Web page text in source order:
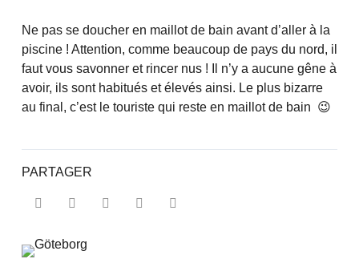
Ne pas se doucher en maillot de bain avant d’aller à la
piscine ! Attention, comme beaucoup de pays du nord, il
faut vous savonner et rincer nus ! Il n’y a aucune gêne à
avoir, ils sont habitués et élevés ainsi. Le plus bizarre
au final, c’est le touriste qui reste en maillot de bain 😉
PARTAGER